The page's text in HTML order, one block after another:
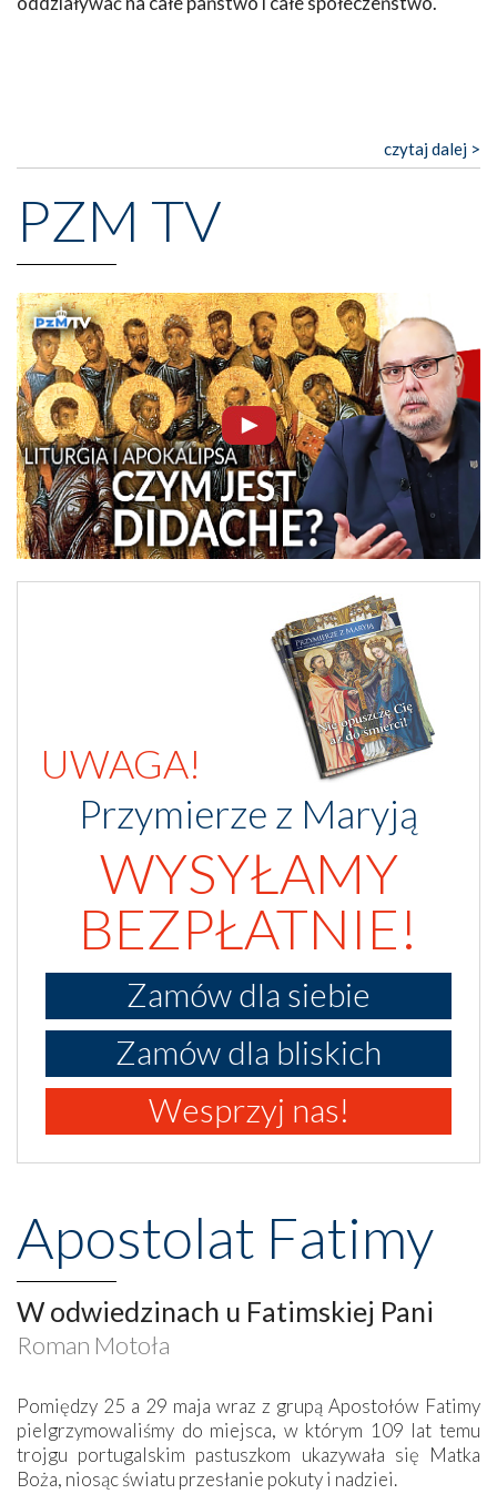
czytaj dalej >
PZM TV
UWAGA!
Przymierze z Maryją
WYSYŁAMY
BEZPŁATNIE!
Zamów dla siebie
Zamów dla bliskich
Wesprzyj nas!
Apostolat Fatimy
W odwiedzinach u Fatimskiej Pani
Roman Motoła
Pomiędzy 25 a 29 maja wraz z grupą Apostołów Fatimy
pielgrzymowaliśmy do miejsca, w którym 109 lat temu
trojgu portugalskim pastuszkom ukazywała się Matka
Boża, niosąc światu przesłanie pokuty i nadziei.